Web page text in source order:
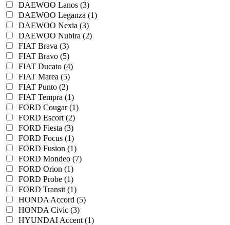
DAEWOO Lanos (3)
DAEWOO Leganza (1)
DAEWOO Nexia (3)
DAEWOO Nubira (2)
FIAT Brava (3)
FIAT Bravo (5)
FIAT Ducato (4)
FIAT Marea (5)
FIAT Punto (2)
FIAT Tempra (1)
FORD Cougar (1)
FORD Escort (2)
FORD Fiesta (3)
FORD Focus (1)
FORD Fusion (1)
FORD Mondeo (7)
FORD Orion (1)
FORD Probe (1)
FORD Transit (1)
HONDA Accord (5)
HONDA Civic (3)
HYUNDAI Accent (1)